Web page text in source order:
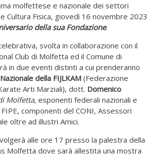
molfettese e nazionale dei settori
Cultura Fisica, giovedì 16 novembre 2023
della sua Fondazione.
svolta in collaborazione con il
Club di Molfetta ed il Comune di
in due eventi distinti a cui prenderanno
della FIJLKAM (Federazione
Arti Marziali), dott. Domenico
Molfetta, esponenti federali nazionali e
componenti del CONI, Assessori
oltre ad illustri Amici.
alle ore 17 presso la palestra della
Molfetta dove sarà allestita una mostra